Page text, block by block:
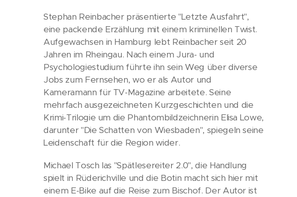
Stephan Reinbacher präsentierte "Letzte Ausfahrt",
eine packende Erzählung mit einem kriminellen Twist.
Aufgewachsen in Hamburg lebt Reinbacher seit 20
Jahren im Rheingau. Nach einem Jura- und
Psychologiestudium führte ihn sein Weg über diverse
Jobs zum Fernsehen, wo er als Autor und
Kameramann für TV-Magazine arbeitete. Seine
mehrfach ausgezeichneten Kurzgeschichten und die
Krimi-Trilogie um die Phantombildzeichnerin Elisa Lowe,
darunter "Die Schatten von Wiesbaden", spiegeln seine
Leidenschaft für die Region wider.
Michael Tosch las "Spätlesereiter 2.0", die Handlung
spielt in Rüderichville und die Botin macht sich hier mit
einem E-Bike auf die Reise zum Bischof. Der Autor ist